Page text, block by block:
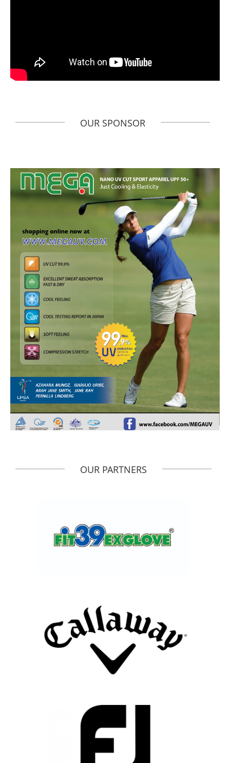
OUR SPONSOR
OUR PARTNERS